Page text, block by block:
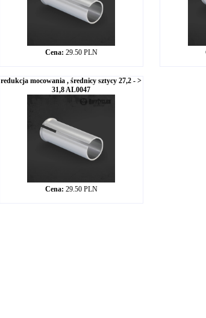
Cena: 29.50 PLN
redukcja mocowania , średnicy sztycy 27,2 - >
31,8 AL0047
Cena: 29.50 PLN